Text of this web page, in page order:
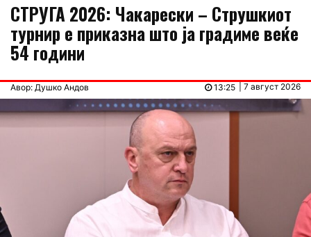
СТРУГА 2026: Чакарески – Струшкиот
турнир е приказна што ја градиме веќе
54 години
Авор: Душко Андов | 7 август 2026
13:25